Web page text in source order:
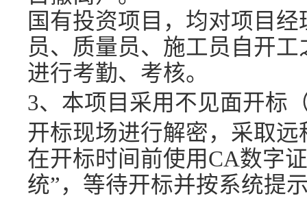
国有投资项目，均对项目
员、质量员、 施工员自开工
进行考勤、考核。
3、 本项目采用不见面开标
开标现场进行解密，采取
在开标时间前使用CA数字
统”，等待开标并按系统提